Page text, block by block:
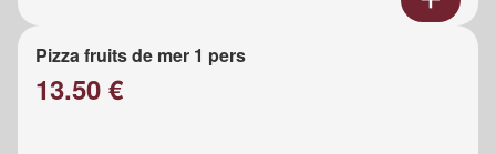
Pizza fruits de mer 1 pers
13.50 €